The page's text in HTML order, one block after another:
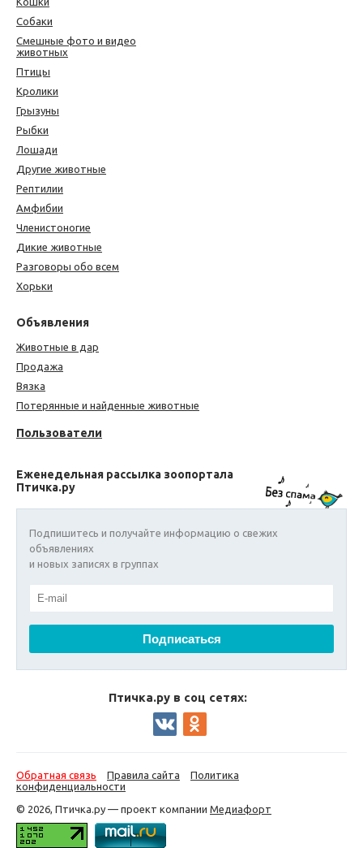
Собаки
Смешные фото и видео
животных
Птицы
Кролики
Грызуны
Рыбки
Лошади
Другие животные
Рептилии
Амфибии
Членистоногие
Дикие животные
Разговоры обо всем
Хорьки
Объявления
Животные в дар
Продажа
Вязка
Потерянные и найденные животные
Пользователи
Еженедельная рассылка зоопортала
Птичка.ру
Подпишитесь и получайте информацию о свежих
объявлениях
и новых записях в группах
Птичка.ру в соц сетях:
Обратная связь Правила сайта
Политика
конфиденциальности
© 2026, Птичка.ру — проект компании Медиафорт